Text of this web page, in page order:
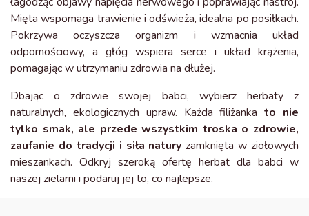
Mięta wspomaga trawienie i odświeża, idealna po posiłkach.
Pokrzywa oczyszcza organizm i wzmacnia układ
odpornościowy, a głóg wspiera serce i układ krążenia,
pomagając w utrzymaniu zdrowia na dłużej.
Dbając o zdrowie swojej babci, wybierz herbaty z
naturalnych, ekologicznych upraw. Każda filiżankato nie
tylko smak, ale przede wszystkim troska o zdrowie,
zaufanie do tradycji i siła natury zamknięta w ziołowych
mieszankach. Odkryj szeroką ofertę herbat dla babci w
naszej zielarni i podaruj jej to, co najlepsze.